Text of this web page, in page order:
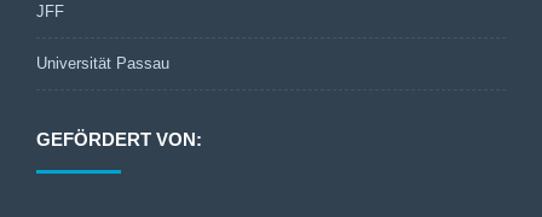
JFF
Universität Passau
GEFÖRDERT VON: